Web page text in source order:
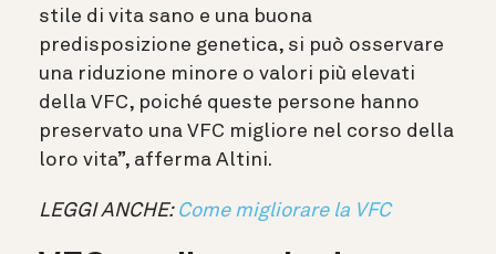
stile di vita sano e una buona
predisposizione genetica, si può osservare
una riduzione minore o valori più elevati
della VFC, poiché queste persone hanno
preservato una VFC migliore nel corso della
loro vita”, afferma Altini.
LEGGI ANCHE: Come migliorare la VFC